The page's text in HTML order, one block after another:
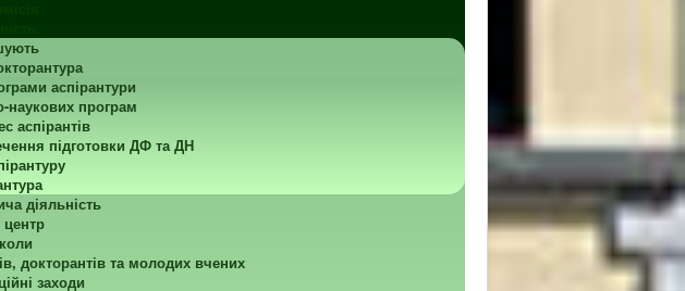
аспірантури
наукових програм
аспірантів
підготовки ДФ та ДН
діяльність
докторантів та молодих вчених
заходи